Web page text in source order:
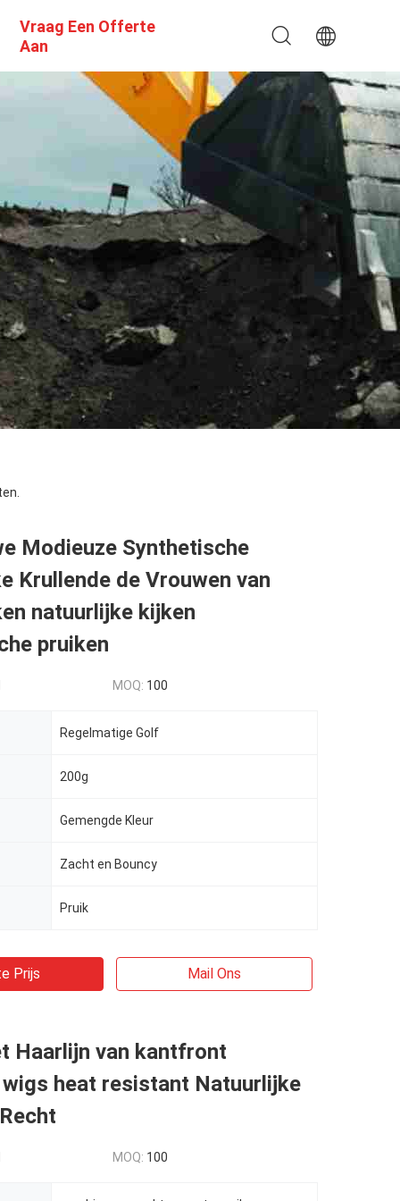
Vraag Een Offerte
Aan
Modieuze Synthetische
Krullende de Vrouwen van
natuurlijke kijken
pruiken
MOQ: 100
Regelmatige Golf
200g
Gemengde Kleur
Zacht en Bouncy
Pruik
Prijs Mail Ons
Haarlijn van kantfront
heat resistant Natuurlijke
MOQ: 100